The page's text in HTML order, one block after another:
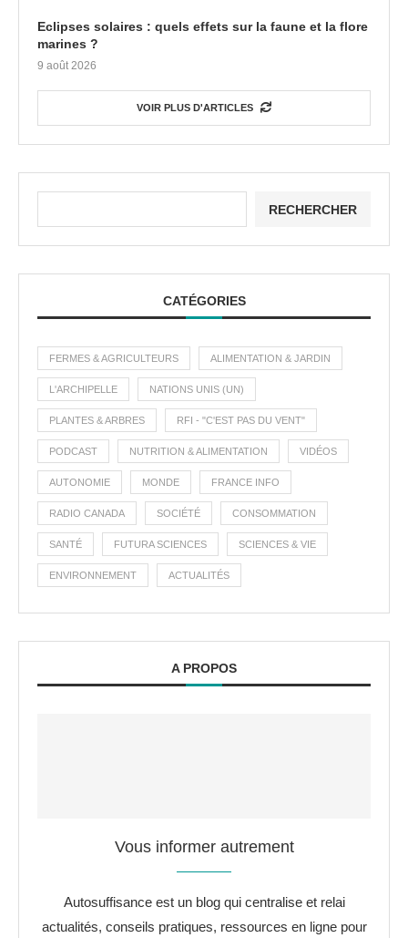
Eclipses solaires : quels effets sur la faune et la flore
marines ?
9 août 2026
VOIR PLUS D'ARTICLES
RECHERCHER
CATÉGORIES
FERMES & AGRICULTEURS ALIMENTATION & JARDIN
L'ARCHIPELLE NATIONS UNIS (UN)
PLANTES & ARBRES RFI - "C'EST PAS DU VENT"
PODCAST NUTRITION & ALIMENTATION VIDÉOS
AUTONOMIE MONDE FRANCE INFO
RADIO CANADA SOCIÉTÉ CONSOMMATION
SANTÉ FUTURA SCIENCES SCIENCES & VIE
ENVIRONNEMENT ACTUALITÉS
A PROPOS
Vous informer autrement
Autosuffisance est un blog qui centralise et relai
actualités, conseils pratiques, ressources en ligne pour